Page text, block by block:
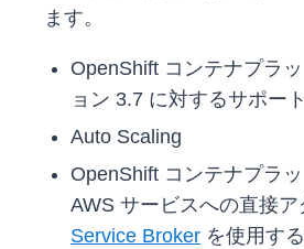
ます。
OpenShift コンテナプラ
ョン 3.7 に対するサポート
Auto Scaling
OpenShift コンテナプラ
AWS サービスへの直接ア
Service Broker を使用す